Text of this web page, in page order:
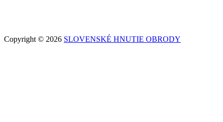
Copyright © 2026 SLOVENSKÉ HNUTIE OBRODY